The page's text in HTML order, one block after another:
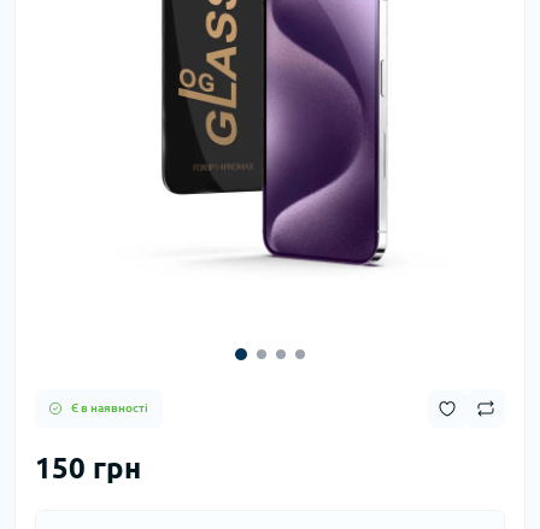
Є в наявності
150 грн